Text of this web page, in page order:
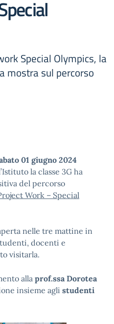
Special Olympics, la
mostra sul percorso
01 giugno 2024
la classe 3G ha
del percorso
Work – Special
nelle tre mattine in
docenti e
visitarla.
alla prof.ssa Dorotea
insieme agli studenti